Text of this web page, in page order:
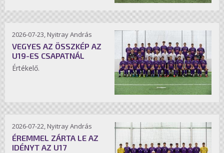
2026-07-23, Nyitray András
VEGYES AZ ÖSSZKÉP AZ
U19-ES CSAPATNÁL
Értékelő.
2026-07-22, Nyitray András
ÉREMMEL ZÁRTA LE AZ
IDÉNYT AZ U17